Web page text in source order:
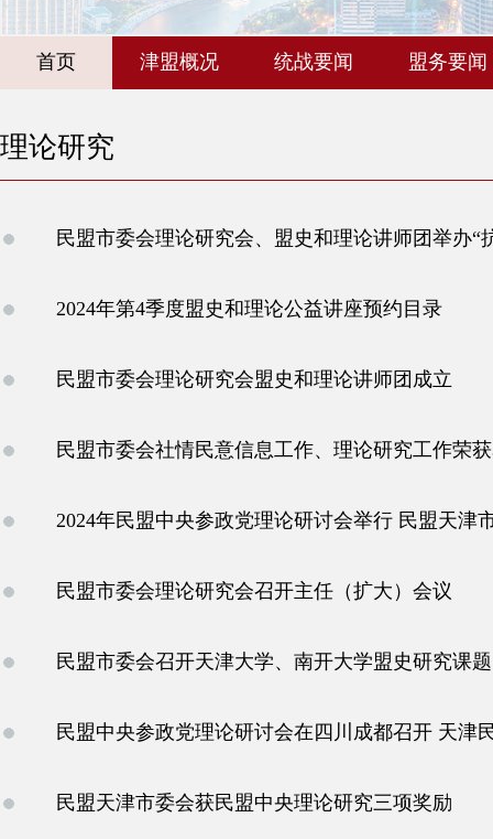
首页 津盟概况 统战要闻 盟务要闻
理论研究
民盟市委会理论研究会、盟史和理论讲师团举办“
2024年第4季度盟史和理论公益讲座预约目录
民盟市委会理论研究会盟史和理论讲师团成立
民盟市委会社情民意信息工作、理论研究工作荣
2024年民盟中央参政党理论研讨会举行 民盟天津
民盟市委会理论研究会召开主任（扩大）会议
民盟市委会召开天津大学、南开大学盟史研究课
民盟中央参政党理论研讨会在四川成都召开 天津
民盟天津市委会获民盟中央理论研究三项奖励